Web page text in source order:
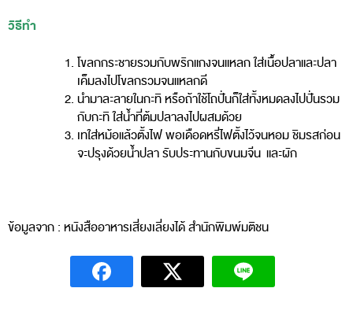
วิธีทำ
โขลกกระชายรวมกับพริกแกงจนแหลก ใส่เนื้อปลาและปลา
เค็มลงไปโขลกรวมจนแหลกดี
นํามาละลายในกะทิ หรือถ้าใช้โถปั่นก็ใส่ทั้งหมดลงไปปั่นรวม
กับกะทิ ใส่น้ำที่ต้มปลาลงไปผสมด้วย
เทใส่หม้อแล้วตั้งไฟ พอเดือดหรี่ไฟตั้งไว้จนหอม ชิมรสก่อน
จะปรุงด้วยน้ำปลา รับประทานกับขนมจีน และผัก
ข้อมูลจาก : หนังสืออาหารเสี่ยงเลี่ยงได้ สำนักพิมพ์มติชน